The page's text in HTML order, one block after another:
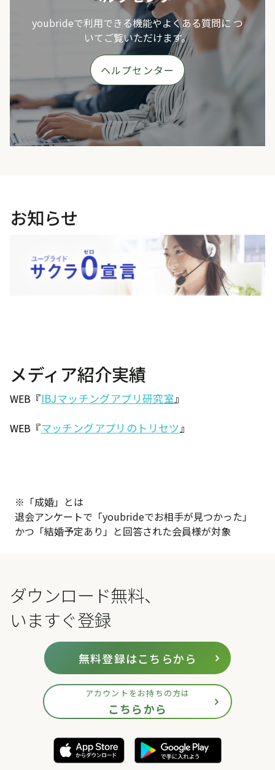
youbrideで利用できる機能やよくある質問に つ
いてご覧いただけます。
ヘルプセンター
お知らせ
メディア紹介実績
WEB『IBJマッチングアプリ研究室』
WEB『マッチングアプリのトリセツ』
※「成婚」とは
退会アンケートで「youbrideでお相手が見つかった」
かつ「結婚予定あり」と回答された会員様が対象
ダウンロード無料、
いますぐ登録
無料登録はこちらから
アカウントをお持ちの方は
こちらから